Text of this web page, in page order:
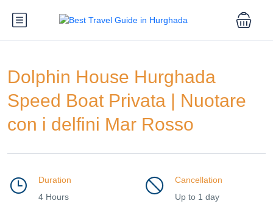
Dolphin House Hurghada
Speed Boat Privata | Nuotare
con i delfini Mar Rosso
Duration
4 Hours
Cancellation
Up to 1 day